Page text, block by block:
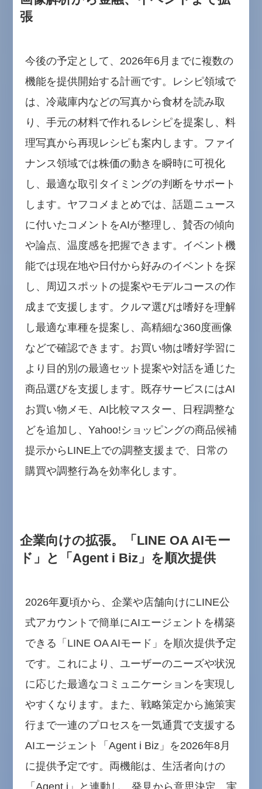
張
今後の予定として、2026年6月までに複数の
機能を提供開始する計画です。レシピ領域で
は、冷蔵庫内などの写真から食材を読み取
り、手元の材料で作れるレシピを提案し、料
理写真から再現レシピも案内します。ファイ
ナンス領域では株価の動きを瞬時に可視化
し、最適な取引タイミングの判断をサポート
します。ヤフコメまとめでは、話題ニュース
に付いたコメントをAIが整理し、賛否の傾向
や論点、温度感を把握できます。イベント機
能では現在地や日付から好みのイベントを探
し、周辺スポットの提案やモデルコースの作
成まで支援します。クルマ選びは嗜好を理解
し最適な車種を提案し、高精細な360度画像
などで確認できます。お買い物は嗜好学習に
より目的別の最適セット提案や対話を通じた
商品選びを支援します。既存サービスにはAI
お買い物メモ、AI比較マスター、日程調整な
どを追加し、Yahoo!ショッピングの商品候補
提示からLINE上での調整支援まで、日常の
購買や調整行為を効率化します。
企業向けの拡張。「LINE OA AIモー
ド」と「Agent i Biz」を順次提供
2026年夏頃から、企業や店舗向けにLINE公
式アカウントで簡単にAIエージェントを構築
できる「LINE OA AIモード」を順次提供予定
です。これにより、ユーザーのニーズや状況
に応じた最適なコミュニケーションを実現し
やすくなります。また、戦略策定から施策実
行まで一連のプロセスを一気通貫で支援する
AIエージェント「Agent i Biz」を2026年8月
に提供予定です。両機能は、生活者向けの
「Agent i」と連動し、発見から意思決定、実